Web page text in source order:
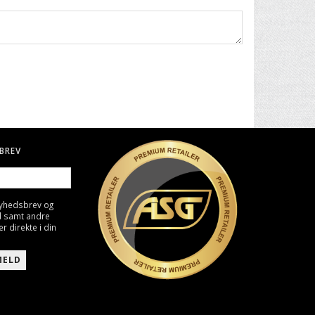
og
samt andre
direkte i din